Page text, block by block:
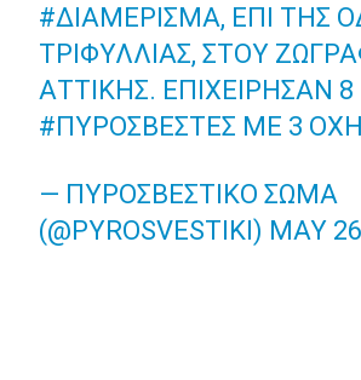
#ΔΙΑΜΈΡΙΣΜΑ, ΕΠΊ ΤΗΣ
ΤΡΙΦΥΛΛΊΑΣ, ΣΤΟΥ
ΑΤΤΙΚΉΣ. ΕΠΙΧΕΊΡΗΣΑΝ 8
#ΠΥΡΟΣΒΈΣΤΕΣ ΜΕ 3
— ΠΥΡΟΣΒΕΣΤΙΚΌ ΣΏΜΑ
(@PYROSVESTIKI) MAY